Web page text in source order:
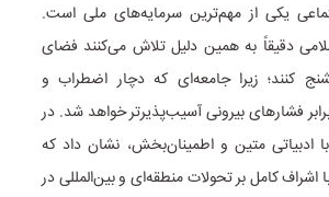
یکی از مهم‌ترین سرمایه‌های ملی است.
دقیقاً به همین دلیل تلاش می‌کنند فضای
کنند؛ زیرا جامعه‌ای که دچار اضطراب و
فشارهای بیرونی آسیب‌پذیرتر خواهد شد. در
ادبیاتی متین و اطمینان‌بخش، نشان داد که
کامل بر تحولات منطقه‌ای و بین‌المللی در